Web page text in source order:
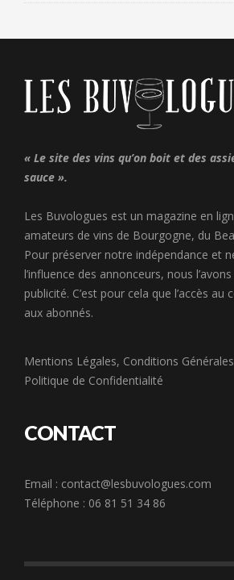
« Le site des vins qu’on boit et des
sauce ».
Les Buvologues est un magazine en
amateurs de vins de Bourgogne, du
Pour préserver notre indépendance et
l’influence des annonceurs, nous
publicité. C’est pour cela que l’accès au
aux abonnés.
Mentions Légales, Conditions
Politique de Confidentialité
CONTACT
Email : contact@lesbuvologues.com
Téléphone : 06 81 51 34 86